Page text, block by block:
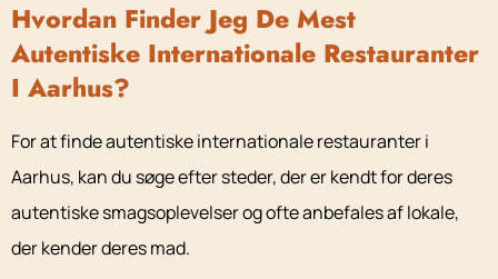
Hvordan Finder Jeg De Mest
Autentiske Internationale Restauranter
I Aarhus?
For at finde autentiske internationale restauranter i
Aarhus, kan du søge efter steder, der er kendt for deres
autentiske smagsoplevelser og ofte anbefales af lokale,
der kender deres mad.